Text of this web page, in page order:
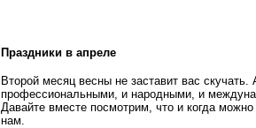
Праздники в апреле
Второй месяц весны не заставит вас
профессиональными, и народными, и
Давайте вместе посмотрим, что и когда
нам.